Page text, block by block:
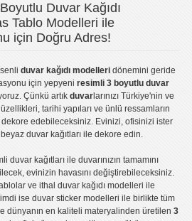
Duvar Kağıdı
Tablo Modelleri ile
için Doğru Adres!
duvar kağıdı modelleridönemini geride
için yepyeniresimli 3 boyutlu duvar
Çünkü artık duvarlarınızı Türkiye'nin ve
tarihi yapıları ve ünlü ressamların
edebileceksiniz. Evinizi, ofisinizi ister
duvar kağıtlarıile dekore edin.
duvar kağıtları ile duvarınızın tamamını
evinizin havasını değiştirebileceksiniz.
lar veithal duvar kağıdı modelleri ile
iseduvar sticker modelleri ile birlikte tüm
dünyanın en kaliteli materyalinden üretilen 3